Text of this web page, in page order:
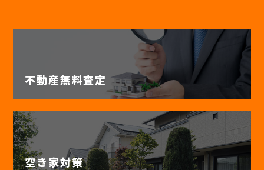
不動産無料査定
空き家対策